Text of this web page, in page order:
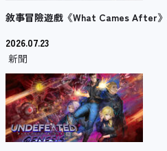
敘事冒險遊戲《What Cames After
2026.07.23
新聞